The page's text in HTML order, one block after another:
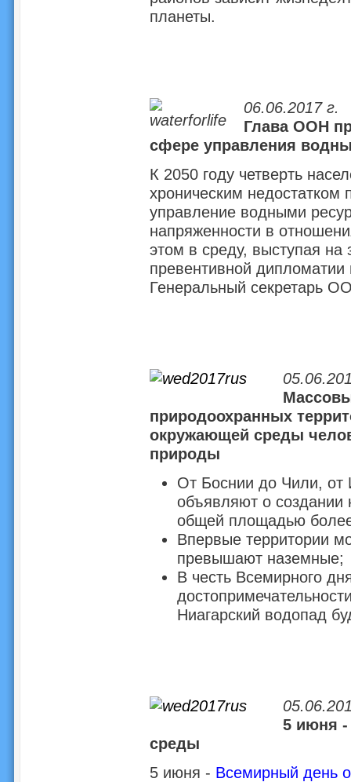
планеты.
06.06.2017 г.
Глава ООН
сфере управления
К 2050 году четверть
хроническим
управление водными
напряженности в
этом в среду, выступая на
превентивной
Генеральный секретарь
природоохранных
окружающей среды
природы
От Боснии до Чили, от
объявляют о создании
общей площадью
Впервые территории
превышают наземные;
В честь Всемирного
Ниагарский водопад
5 июня
среды
5 июня - Всемирный день